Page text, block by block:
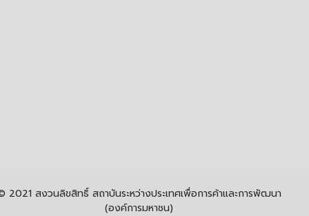
2021 สงวนลิขสิทธิ์ สถาบันระหว่างประเทศเพื่อการค้าและการพัฒนา
(องค์การมหาชน)